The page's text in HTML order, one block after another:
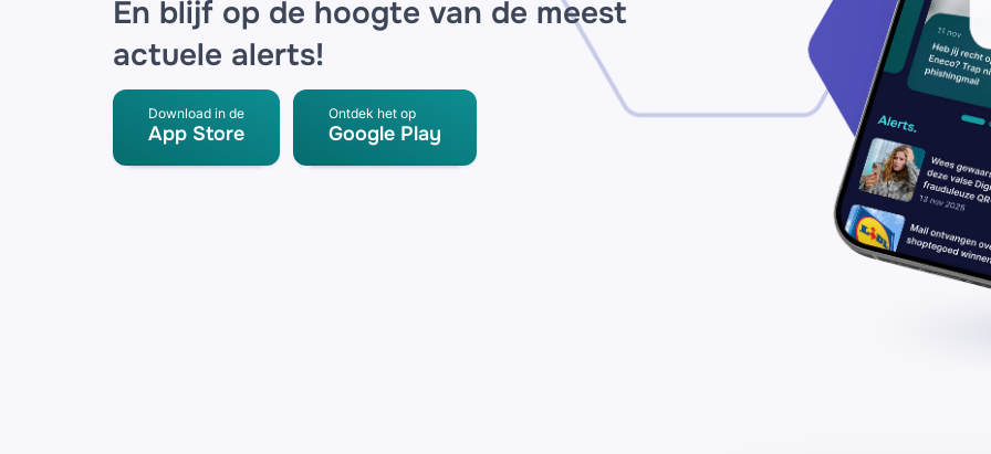
En blijf op de hoogte van de meest
actuele alerts!
Download in de
App Store
Ontdek het op
Google Play